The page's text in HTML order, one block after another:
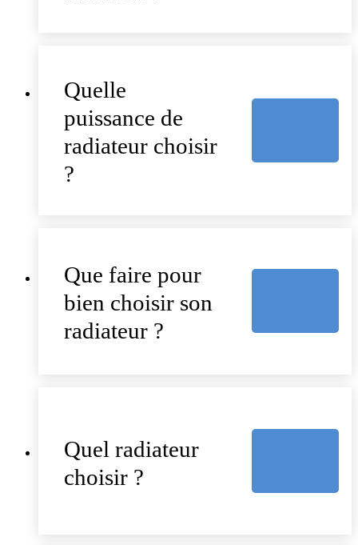
Quelle
puissance de
radiateur choisir
?
Que faire pour
bien choisir son
radiateur ?
Quel radiateur
choisir ?